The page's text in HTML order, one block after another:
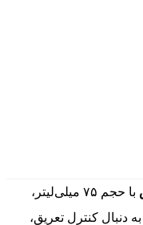
با حجم ۷۵ میلی‌لیتر،
دنبال کنترل تعریق،